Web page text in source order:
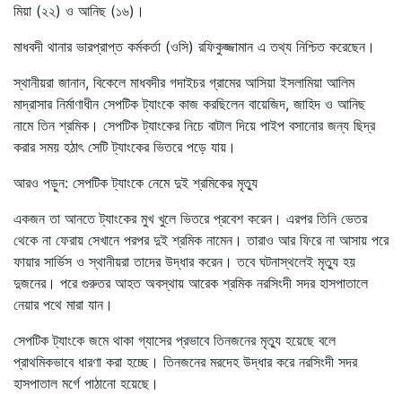
মিয়া (২২) ও আনিছ (১৬)।
মাধবদী থানার ভারপ্রাপ্ত কর্মকর্তা (ওসি) রফিকুজ্জামান এ তথ্য নিশ্চিত করেছেন।
স্থানীয়রা জানান, বিকেলে মাধবদীর গদাইচর গ্রামের আসিয়া ইসলামিয়া আলিম
মাদ্রাসার নির্মাণাধীন সেপটিক ট্যাংকে কাজ করছিলেন বায়েজিদ, জাহিদ ও আনিছ
নামে তিন শ্রমিক। সেপটিক ট্যাংকের নিচে বাটাল দিয়ে পাইপ বসানোর জন্য ছিদ্র
করার সময় হঠাৎ সেটি ট্যাংকের ভিতরে পড়ে যায়।
আরও পড়ুন: সেপটিক ট্যাংকে নেমে দুই শ্রমিকের মৃত্যু
একজন তা আনতে ট্যাংকের মুখ খুলে ভিতরে প্রবেশ করেন। এরপর তিনি ভেতর
থেকে না ফেরায় সেখানে পরপর দুই শ্রমিক নামেন। তারাও আর ফিরে না আসায় পরে
ফায়ার সার্ভিস ও স্থানীয়রা তাদের উদ্ধার করেন। তবে ঘটনাস্থলেই মৃত্যু হয়
দুজনের। পরে গুরুতর আহত অবস্থায় আরেক শ্রমিক নরসিংদী সদর হাসপাতালে
নেয়ার পথে মারা যান।
সেপটিক ট্যাংকে জমে থাকা গ্যাসের প্রভাবে তিনজনের মৃত্যু হয়েছে বলে
প্রাথমিকভাবে ধারণা করা হচ্ছে। তিনজনের মরদেহ উদ্ধার করে নরসিংদী সদর
হাসপাতাল মর্গে পাঠানো হয়েছে।